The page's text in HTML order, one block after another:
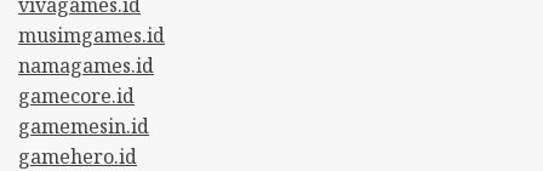
musimgames.id
namagames.id
gamecore.id
gamemesin.id
gamehero.id